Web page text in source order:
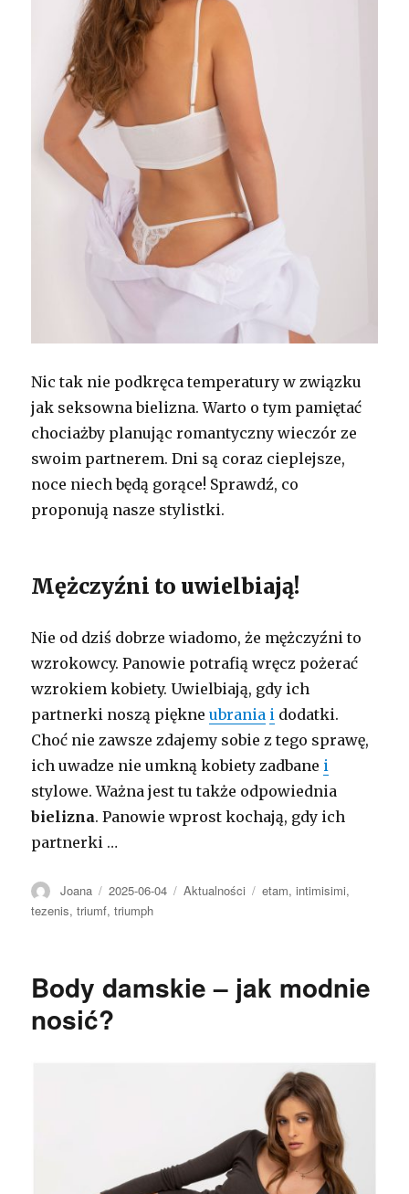
Nic tak nie podkręca temperatury w związku
jak seksowna bielizna. Warto o tym pamiętać
chociażby planując romantyczny wieczór ze
swoim partnerem. Dni są coraz cieplejsze,
noce niech będą gorące! Sprawdź, co
proponują nasze stylistki.
Mężczyźni to uwielbiają!
Nie od dziś dobrze wiadomo, że mężczyźni to
wzrokowcy. Panowie potrafią wręcz pożerać
wzrokiem kobiety. Uwielbiają, gdy ich
partnerki noszą piękneubrania i dodatki.
Choć nie zawsze zdajemy sobie z tego sprawę,
ich uwadze nie umkną kobiety zadbane i
stylowe. Ważna jest tu także odpowiednia
bielizna. Panowie wprost kochają, gdy ich
partnerki …
Autor
Joana Opublikowano
2025-06-04 Kategorie
Aktualności Tagi
etam,intimisimi,
tezenis,triumf,triumph
Body damskie – jak modnie
nosić?